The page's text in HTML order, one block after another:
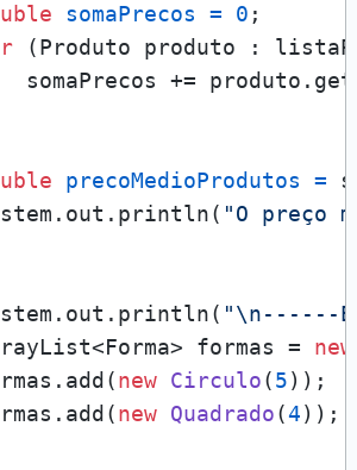
somaPrecos = 0 ;
(Produto produto :
somaPrecos +=
precoMedioProdutos =
"O preço
"\n------
formas =
new
new Circulo(5));
new Quadrado(4));